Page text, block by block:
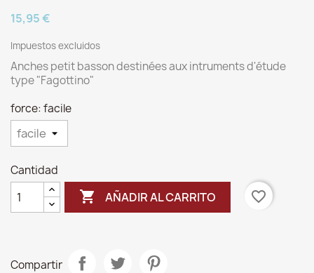
15,95 €
Impuestos excluidos
Anches petit basson destinées aux intruments d'étude
type "Fagottino"
force: facile
Cantidad
 AÑADIR AL CARRITO favorite_border
Compartir